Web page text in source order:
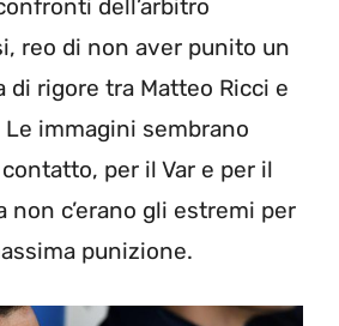
dell’arbitro
reo di non aver punito un
di rigore tra Matteo Ricci e
immagini sembrano
per il Var e per il
non c’erano gli estremi per
punizione.